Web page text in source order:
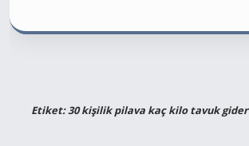
Etiket:30 kişilik pilava kaç kilo tavuk gider